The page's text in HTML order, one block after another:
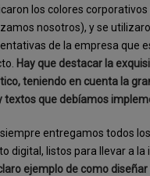
los colores
nosotros), y se
de la empresa que
Hay que destacar la
teniendo en cuenta la
textos que debíamos
entregamos todos
digital, listos para llevar a la
ejemplo de como